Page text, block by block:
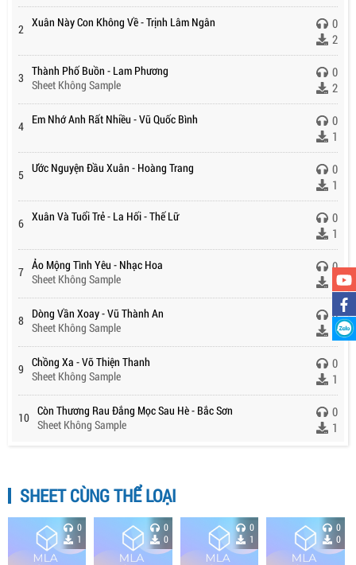
2 Xuân Này Con Không Về - Trịnh Lâm Ngân
0
2
3 Thành Phố Buồn - Lam Phương
Sheet Không Sample
0
2
4 Em Nhớ Anh Rất Nhiều - Vũ Quốc Bình
0
1
5 Ước Nguyện Đầu Xuân - Hoàng Trang
0
1
6 Xuân Và Tuổi Trẻ - La Hối - Thế Lữ
0
1
7 Ảo Mộng Tình Yêu - Nhạc Hoa
Sheet Không Sample
0
1
8 Dòng Vần Xoay - Vũ Thành An
Sheet Không Sample
0
1
9 Chồng Xa - Võ Thiện Thanh
Sheet Không Sample
0
1
10 Còn Thương Rau Đắng Mọc Sau Hè - Bắc Sơn
Sheet Không Sample
0
1
SHEET CÙNG THỂ LOẠI
0
1
0
0
0
1
0
0